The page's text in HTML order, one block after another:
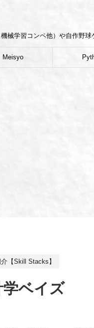
械学習コンペ他）や自作野球
Meisyo
【Skill Stacks】
学ベイズ